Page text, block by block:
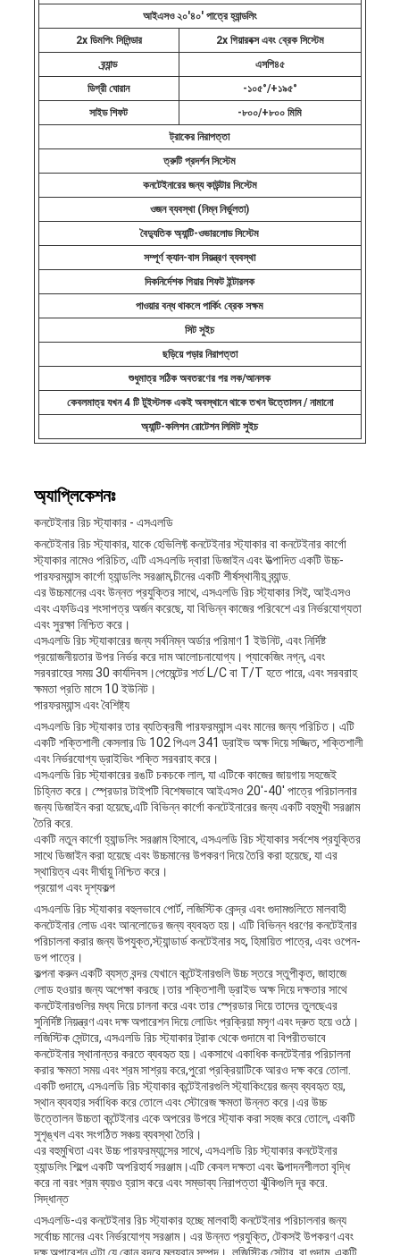
আইএসও ২০'৪০' পাত্রে হ্যান্ডলিং
2x ডিমপিং সিলিন্ডার
2x গিয়ারবক্স এবং ব্রেক সিস্টেম
ব্র্যান্ড
এসপি৪৫
ডিগ্রী ঘোরান
-১০৫°/+১৯৫°
সাইড শিফট
-৮০০/+৮০০ মিমি
ট্রাকের নিরাপত্তা
ত্রুটি প্রদর্শন সিস্টেম
কনটেইনারের জন্য কাউন্টার সিস্টেম
ওজন ব্যবস্থা (নিম্ন নির্ভুলতা)
বৈদ্যুতিক অ্যান্টি-ওভারলোড সিস্টেম
সম্পূর্ণ ক্যান-বাস নিয়ন্ত্রণ ব্যবস্থা
দিকনির্দেশক গিয়ার শিফট ইন্টারলক
পাওয়ার বন্ধ থাকলে পার্কিং ব্রেক সক্ষম
সিট সুইচ
ছড়িয়ে পড়ার নিরাপত্তা
শুধুমাত্র সঠিক অবতরণের পর লক/আনলক
কেবলমাত্র যখন 4 টি টুইস্টলক একই অবস্থানে থাকে তখন উত্তোলন / নামানো
অ্যান্টি-কলিশন রোটেশন লিমিট সুইচ
অ্যাপ্লিকেশনঃ
কনটেইনার রিচ স্ট্যাকার - এসএলডি
কনটেইনার রিচ স্ট্যাকার, যাকে হেভিলিফ্ট কনটেইনার স্ট্যাকার বা কনটেইনার কার্গো
স্ট্যাকার নামেও পরিচিত, এটি এসএলডি দ্বারা ডিজাইন এবং উত্পাদিত একটি উচ্চ-
পারফরম্যান্স কার্গো হ্যান্ডলিং সরঞ্জাম,চীনের একটি শীর্ষস্থানীয় ব্র্যান্ড.
এর উচ্চমানের এবং উন্নত প্রযুক্তির সাথে, এসএলডি রিচ স্ট্যাকার সিই, আইএসও
এবং এফডিএর শংসাপত্র অর্জন করেছে, যা বিভিন্ন কাজের পরিবেশে এর নির্ভরযোগ্যতা
এবং সুরক্ষা নিশ্চিত করে।
এসএলডি রিচ স্ট্যাকারের জন্য সর্বনিম্ন অর্ডার পরিমাণ 1 ইউনিট, এবং নির্দিষ্ট
প্রয়োজনীয়তার উপর নির্ভর করে দাম আলোচনাযোগ্য। প্যাকেজিং নগ্ন, এবং
সরবরাহের সময় 30 কার্যদিবস।পেমেন্টের শর্ত L/C বা T/T হতে পারে, এবং সরবরাহ
ক্ষমতা প্রতি মাসে 10 ইউনিট।
পারফরম্যান্স এবং বৈশিষ্ট্য
এসএলডি রিচ স্ট্যাকার তার ব্যতিক্রমী পারফরম্যান্স এবং মানের জন্য পরিচিত। এটি
একটি শক্তিশালী কেসলার ডি 102 পিএল 341 ড্রাইভ অক্ষ দিয়ে সজ্জিত, শক্তিশালী
এবং নির্ভরযোগ্য ড্রাইভিং শক্তি সরবরাহ করে।
এসএলডি রিচ স্ট্যাকারের রঙটি চকচকে লাল, যা এটিকে কাজের জায়গায় সহজেই
চিহ্নিত করে। স্প্রেডার টাইপটি বিশেষভাবে আইএসও 20'-40' পাত্রে পরিচালনার
জন্য ডিজাইন করা হয়েছে,এটি বিভিন্ন কার্গো কনটেইনারের জন্য একটি বহুমুখী সরঞ্জাম
তৈরি করে.
একটি নতুন কার্গো হ্যান্ডলিং সরঞ্জাম হিসাবে, এসএলডি রিচ স্ট্যাকার সর্বশেষ প্রযুক্তির
সাথে ডিজাইন করা হয়েছে এবং উচ্চমানের উপকরণ দিয়ে তৈরি করা হয়েছে, যা এর
স্থায়িত্ব এবং দীর্ঘায়ু নিশ্চিত করে।
প্রয়োগ এবং দৃশ্যকল্প
এসএলডি রিচ স্ট্যাকার বহুলভাবে পোর্ট, লজিস্টিক কেন্দ্র এবং গুদামগুলিতে মালবাহী
কনটেইনার লোড এবং আনলোডের জন্য ব্যবহৃত হয়। এটি বিভিন্ন ধরণের কনটেইনার
পরিচালনা করার জন্য উপযুক্ত,স্ট্যান্ডার্ড কনটেইনার সহ, হিমায়িত পাত্রে, এবং ওপেন-
ডপ পাত্রে।
কল্পনা করুন একটি ব্যস্ত বন্দর যেখানে কন্টেইনারগুলি উচ্চ স্তরে স্তুপীকৃত, জাহাজে
লোড হওয়ার জন্য অপেক্ষা করছে।তার শক্তিশালী ড্রাইভ অক্ষ দিয়ে দক্ষতার সাথে
কনটেইনারগুলির মধ্য দিয়ে চালনা করে এবং তার স্প্রেডার দিয়ে তাদের তুলছেএর
সুনির্দিষ্ট নিয়ন্ত্রণ এবং দক্ষ অপারেশন দিয়ে লোডিং প্রক্রিয়া মসৃণ এবং দ্রুত হয়ে ওঠে।
লজিস্টিক সেন্টারে, এসএলডি রিচ স্ট্যাকার ট্রাক থেকে গুদামে বা বিপরীতভাবে
কনটেইনার স্থানান্তর করতে ব্যবহৃত হয়। একসাথে একাধিক কনটেইনার পরিচালনা
করার ক্ষমতা সময় এবং শ্রম সাশ্রয় করে,পুরো প্রক্রিয়াটিকে আরও দক্ষ করে তোলা.
একটি গুদামে, এসএলডি রিচ স্ট্যাকার কন্টেইনারগুলি স্ট্যাকিংয়ের জন্য ব্যবহৃত হয়,
স্থান ব্যবহার সর্বাধিক করে তোলে এবং স্টোরেজ ক্ষমতা উন্নত করে।এর উচ্চ
উত্তোলন উচ্চতা কন্টেইনার একে অপরের উপরে স্ট্যাক করা সহজ করে তোলে, একটি
সুশৃঙ্খল এবং সংগঠিত সঞ্চয় ব্যবস্থা তৈরি।
এর বহুমুখিতা এবং উচ্চ পারফরম্যান্সের সাথে, এসএলডি রিচ স্ট্যাকার কনটেইনার
হ্যান্ডলিং শিল্পে একটি অপরিহার্য সরঞ্জাম।এটি কেবল দক্ষতা এবং উত্পাদনশীলতা বৃদ্ধি
করে না বরং শ্রম ব্যয়ও হ্রাস করে এবং সম্ভাব্য নিরাপত্তা ঝুঁকিগুলি দূর করে.
সিদ্ধান্ত
এসএলডি-এর কনটেইনার রিচ স্ট্যাকার হচ্ছে মালবাহী কনটেইনার পরিচালনার জন্য
সর্বোচ্চ মানের এবং নির্ভরযোগ্য সরঞ্জাম। এর উন্নত প্রযুক্তি, টেকসই উপকরণ এবং